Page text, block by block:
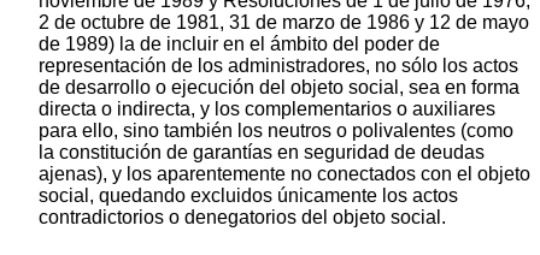
2 de octubre de 1981, 31 de marzo de 1986 y 12 de mayo
de 1989) la de incluir en el ámbito del poder de
representación de los administradores, no sólo los actos
de desarrollo o ejecución del objeto social, sea en forma
directa o indirecta, y los complementarios o auxiliares
para ello, sino también los neutros o polivalentes (como
la constitución de garantías en seguridad de deudas
ajenas), y los aparentemente no conectados con el objeto
social, quedando excluidos únicamente los actos
contradictorios o denegatorios del objeto social.